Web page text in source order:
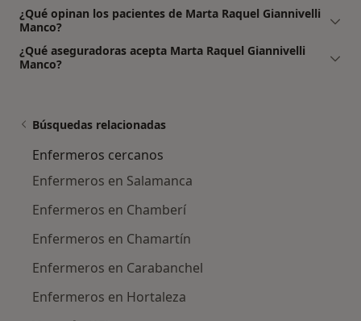
¿Qué opinan los pacientes de Marta Raquel Giannivelli
Manco?
¿Qué aseguradoras acepta Marta Raquel Giannivelli
Manco?
Búsquedas relacionadas
Enfermeros cercanos
Enfermeros en Salamanca
Enfermeros en Chamberí
Enfermeros en Chamartín
Enfermeros en Carabanchel
Enfermeros en Hortaleza